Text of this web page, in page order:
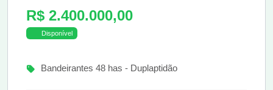
R$ 2.400.000,00
Disponível
Bandeirantes 48 has - Duplaptidão